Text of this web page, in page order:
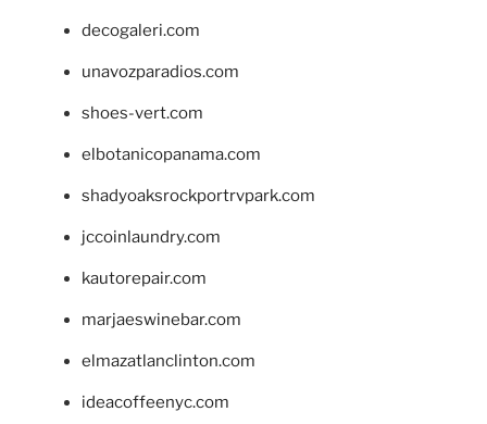
decogaleri.com
unavozparadios.com
shoes-vert.com
elbotanicopanama.com
shadyoaksrockportrvpark.com
jccoinlaundry.com
kautorepair.com
marjaeswinebar.com
elmazatlanclinton.com
ideacoffeenyc.com